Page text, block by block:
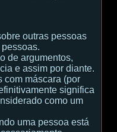
outras pessoas
de argumentos,
e assim por diante.
com máscara (por
significa
como um
uma pessoa está